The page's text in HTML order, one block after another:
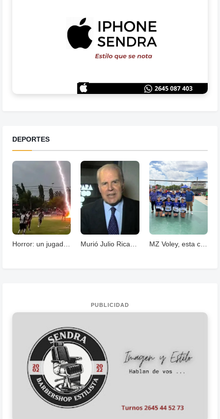
DEPORTES
MZ Voley, esta cerrando un año con grandes logros
PUBLICIDAD